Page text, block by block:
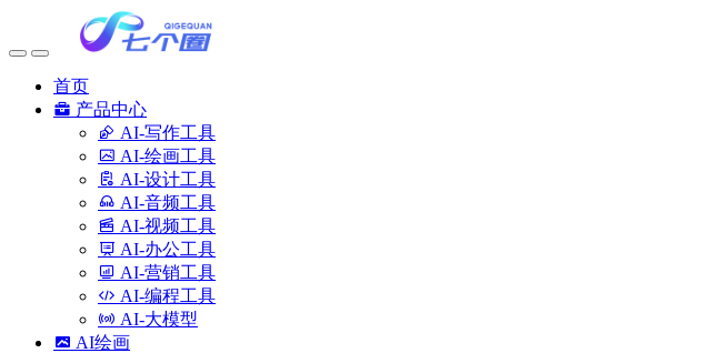
首页
产品中心
AI-写作工具
AI-绘画工具
AI-设计工具
AI-音频工具
AI-视频工具
AI-办公工具
AI-营销工具
AI-编程工具
AI-大模型
AI绘画